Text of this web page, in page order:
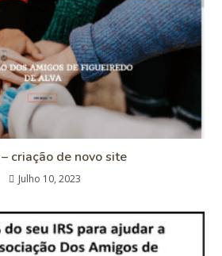
criação de novo site
Julho 10, 2023